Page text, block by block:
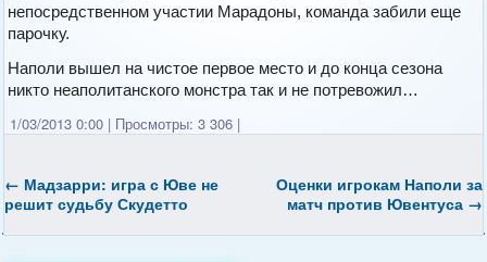
непосредственном участии Марадоны, команда забили еще
парочку.
Наполи вышел на чистое первое место и до конца сезона
никто неаполитанского монстра так и не потревожил…
1/03/2013 0:00 | Просмотры: 3 306 |
← Мадзарри: игра с Юве не
решит судьбу Скудетто
Оценки игрокам Наполи за
матч против Ювентуса →